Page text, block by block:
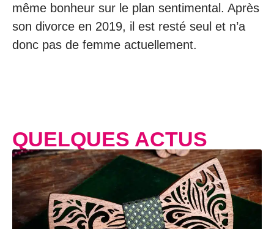
même bonheur sur le plan sentimental. Après
son divorce en 2019, il est resté seul et n’a
donc pas de femme actuellement.
QUELQUES ACTUS